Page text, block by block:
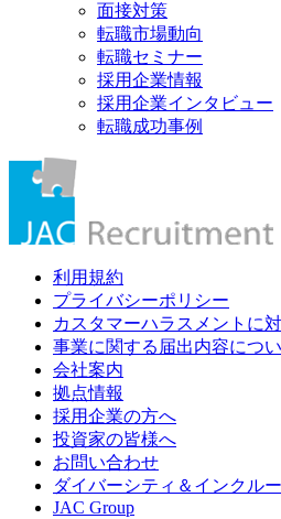
面接対策
転職市場動向
転職セミナー
採用企業情報
採用企業インタビュー
転職成功事例
利用規約
プライバシーポリシー
カスタマーハラスメントに
事業に関する届出内容につ
会社案内
拠点情報
採用企業の方へ
投資家の皆様へ
お問い合わせ
ダイバーシティ＆インクル
JAC Group